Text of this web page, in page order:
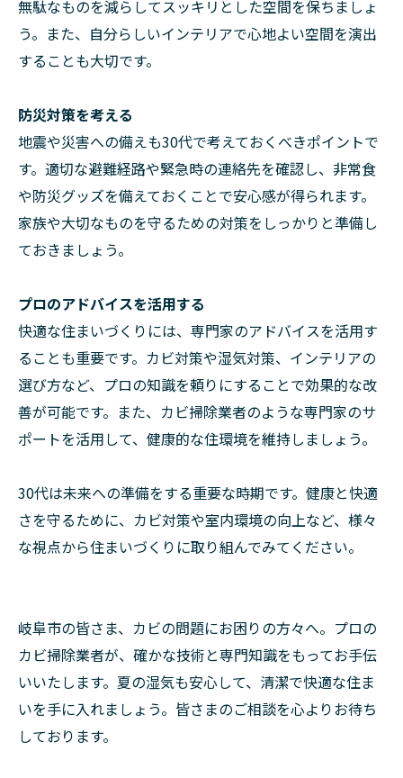
無駄なものを減らしてスッキリとした空間を保ちましょ
う。また、自分らしいインテリアで心地よい空間を演出
することも大切です。
防災対策を考える
地震や災害への備えも30代で考えておくべきポイントで
す。適切な避難経路や緊急時の連絡先を確認し、非常食
や防災グッズを備えておくことで安心感が得られます。
家族や大切なものを守るための対策をしっかりと準備し
ておきましょう。
プロのアドバイスを活用する
快適な住まいづくりには、専門家のアドバイスを活用す
ることも重要です。カビ対策や湿気対策、インテリアの
選び方など、プロの知識を頼りにすることで効果的な改
善が可能です。また、カビ掃除業者のような専門家のサ
ポートを活用して、健康的な住環境を維持しましょう。
30代は未来への準備をする重要な時期です。健康と快適
さを守るために、カビ対策や室内環境の向上など、様々
な視点から住まいづくりに取り組んでみてください。
岐阜市の皆さま、カビの問題にお困りの方々へ。プロの
カビ掃除業者が、確かな技術と専門知識をもってお手伝
いいたします。夏の湿気も安心して、清潔で快適な住ま
いを手に入れましょう。皆さまのご相談を心よりお待ち
しております。